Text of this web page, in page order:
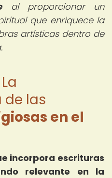
al proporcionar un
que enriquece la
artísticas dentro de
las
en el
incorpora escrituras
relevante en la